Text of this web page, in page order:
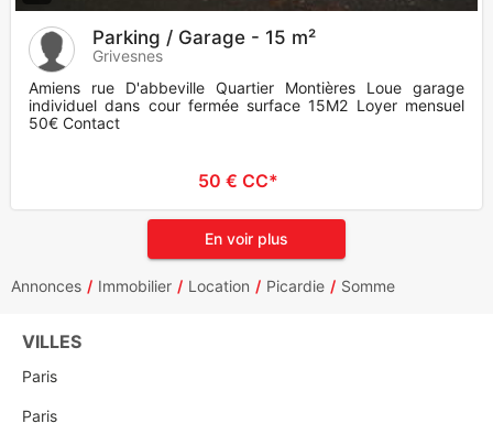
Parking / Garage - 15 m²
Grivesnes
Amiens rue D'abbeville Quartier Montières Loue garage
individuel dans cour fermée surface 15M2 Loyer mensuel
50€ Contact
50 € CC*
En voir plus
Annonces Immobilier Location Picardie Somme
VILLES
Paris
Paris